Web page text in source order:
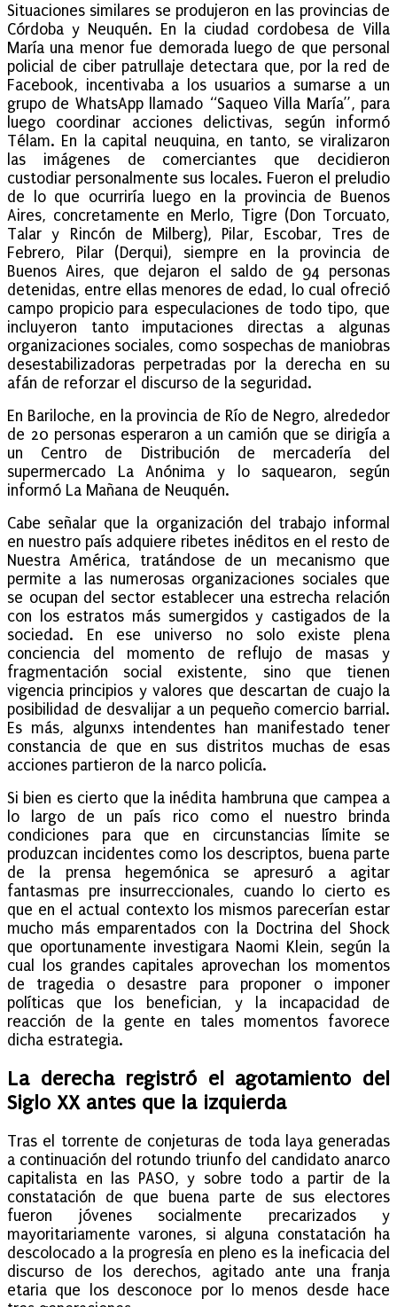
Situaciones similares se produjeron en las provincias de
Córdoba y Neuquén. En la ciudad cordobesa de Villa
María una menor fue demorada luego de que personal
policial de ciber patrullaje detectara que, por la red de
Facebook, incentivaba a los usuarios a sumarse a un
grupo de WhatsApp llamado “Saqueo Villa María”, para
luego coordinar acciones delictivas, según informó
Télam. En la capital neuquina, en tanto, se viralizaron
las imágenes de comerciantes que decidieron
custodiar personalmente sus locales. Fueron el preludio
de lo que ocurriría luego en la provincia de Buenos
Aires, concretamente en Merlo, Tigre (Don Torcuato,
Talar y Rincón de Milberg), Pilar, Escobar, Tres de
Febrero, Pilar (Derqui), siempre en la provincia de
Buenos Aires, que dejaron el saldo de 94 personas
detenidas, entre ellas menores de edad, lo cual ofreció
campo propicio para especulaciones de todo tipo, que
incluyeron tanto imputaciones directas a algunas
organizaciones sociales, como sospechas de maniobras
desestabilizadoras perpetradas por la derecha en su
afán de reforzar el discurso de la seguridad.
En Bariloche, en la provincia de Río de Negro, alrededor
de 20 personas esperaron a un camión que se dirigía a
un Centro de Distribución de mercadería del
supermercado La Anónima y lo saquearon, según
informó La Mañana de Neuquén.
Cabe señalar que la organización del trabajo informal
en nuestro país adquiere ribetes inéditos en el resto de
Nuestra América, tratándose de un mecanismo que
permite a las numerosas organizaciones sociales que
se ocupan del sector establecer una estrecha relación
con los estratos más sumergidos y castigados de la
sociedad. En ese universo no solo existe plena
conciencia del momento de reflujo de masas y
fragmentación social existente, sino que tienen
vigencia principios y valores que descartan de cuajo la
posibilidad de desvalijar a un pequeño comercio barrial.
Es más, algunxs intendentes han manifestado tener
constancia de que en sus distritos muchas de esas
acciones partieron de la narco policía.
Si bien es cierto que la inédita hambruna que campea a
lo largo de un país rico como el nuestro brinda
condiciones para que en circunstancias límite se
produzcan incidentes como los descriptos, buena parte
de la prensa hegemónica se apresuró a agitar
fantasmas pre insurreccionales, cuando lo cierto es
que en el actual contexto los mismos parecerían estar
mucho más emparentados con la Doctrina del Shock
que oportunamente investigara Naomi Klein, según la
cual los grandes capitales aprovechan los momentos
de tragedia o desastre para proponer o imponer
políticas que los benefician, y la incapacidad de
reacción de la gente en tales momentos favorece
dicha estrategia.
La derecha registró el agotamiento del
Siglo XX antes que la izquierda
Tras el torrente de conjeturas de toda laya generadas
a continuación del rotundo triunfo del candidato anarco
capitalista en las PASO, y sobre todo a partir de la
constatación de que buena parte de sus electores
fueron jóvenes socialmente precarizados y
mayoritariamente varones, si alguna constatación ha
descolocado a la progresía en pleno es la ineficacia del
discurso de los derechos, agitado ante una franja
etaria que los desconoce por lo menos desde hace